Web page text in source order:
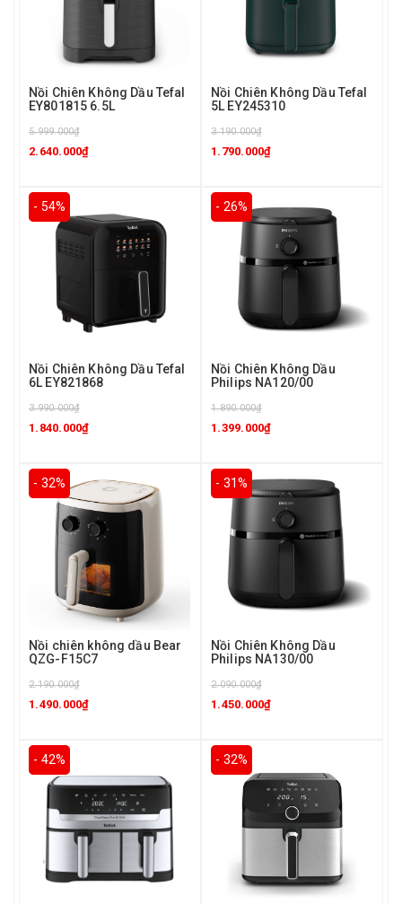
Nồi Chiên Không Dầu Tefal
EY801815 6.5L
5.999.000₫
2.640.000₫
Nồi Chiên Không Dầu Tefal
5L EY245310
3.190.000₫
1.790.000₫
- 54%
Nồi Chiên Không Dầu Tefal
6L EY821868
3.990.000₫
1.840.000₫
- 26%
Nồi Chiên Không Dầu
Philips NA120/00
1.890.000₫
1.399.000₫
- 32%
Nồi chiên không dầu Bear
QZG-F15C7
2.190.000₫
1.490.000₫
- 31%
Nồi Chiên Không Dầu
Philips NA130/00
2.090.000₫
1.450.000₫
- 42% - 32%